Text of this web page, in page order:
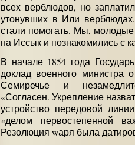
всех верблюдов, но
утонувших в Или
стали помогать. Мы,
на Иссык и познакомились с
В начале 1854 года
доклад военного министра
Семиречье и
«Согласен. Укрепление
устройство передовой
«делом первостепенной
Резолюция wаря была